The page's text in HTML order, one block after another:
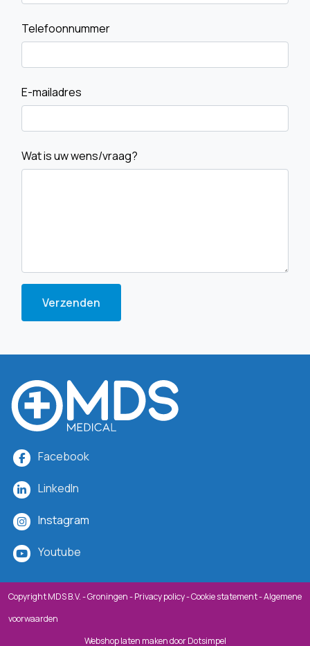
Telefoonnummer
E-mailadres
Wat is uw wens/vraag?
Verzenden
Facebook
LinkedIn
Instagram
Youtube
Copyright MDS B.V. - Groningen -Privacy policy-Cookie statement-Algemene
voorwaarden
Webshop laten makendoor Dotsimpel